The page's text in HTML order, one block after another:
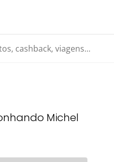
viagens...
Michel